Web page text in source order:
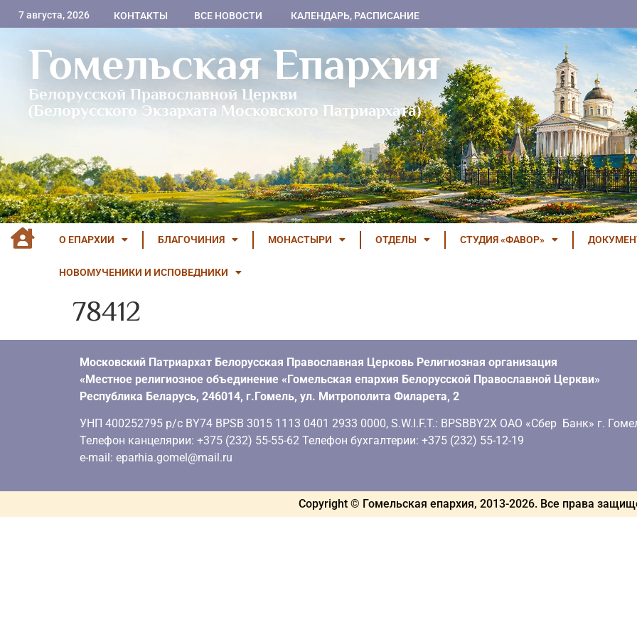
7 августа, 2026 КОНТАКТЫ ВСЕ НОВОСТИ КАЛЕНДАРЬ, РАСПИСАНИЕ
Гомельская Епархия
Белорусской Православной Церкви
(Белорусского Экзархата Московского Патриархата)
О ЕПАРХИИ БЛАГОЧИНИЯ МОНАСТЫРИ ОТДЕЛЫ СТУДИЯ «ФАВОР»
НОВОМУЧЕНИКИ И ИСПОВЕДНИКИ
78412
Московский Патриархат Белорусская Православная Церковь Религиозная организация
«Местное религиозное объединение «Гомельская епархия Белорусской Православной Церкви»
Республика Беларусь, 246014, г.Гомель, ул. Митрополита Филарета, 2
УНП 400252795 р/с BY74 BPSB 3015 1113 0401 2933 0000, S.W.I.F.T.: BPSBBY2X ОАО «Сбер Банк» г.
Телефон канцелярии: +375 (232) 55-55-62 Телефон бухгалтерии: +375 (232) 55-12-19
e-mail: eparhia.gomel@mail.ru
Copyright © Гомельская епархия, 2013-2026. Все права